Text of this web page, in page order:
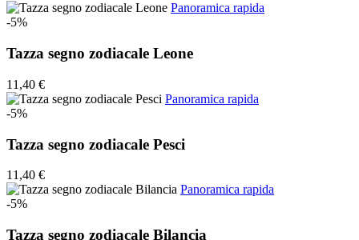
Panoramica rapida
-5%
Tazza segno zodiacale Leone
11,40 €
Panoramica rapida
-5%
Tazza segno zodiacale Pesci
11,40 €
Panoramica rapida
-5%
Tazza segno zodiacale Bilancia